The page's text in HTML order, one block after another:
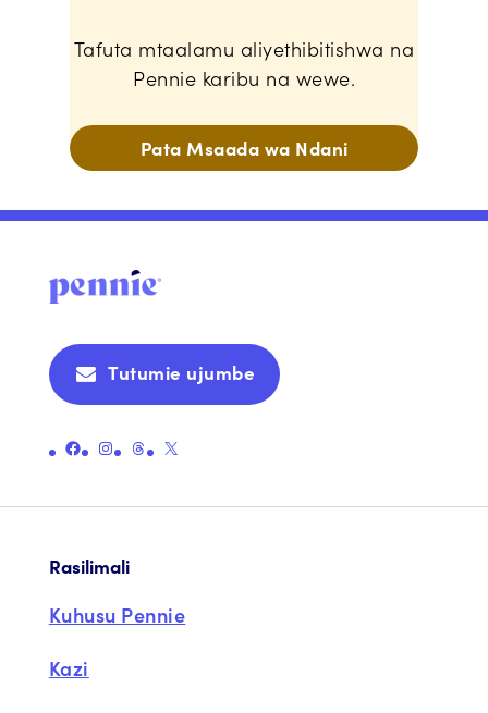
Tafuta mtaalamu aliyethibitishwa na
Pennie karibu na wewe.
Pata Msaada wa Ndani
Tutumie ujumbe
Unganisha kwenye ukurasa rasmi wa Facebook wa PennieUnganisha kwenye ukurasa rasmi wa Instagram wa PennieUnganisha kwenye ukurasa rasmi wa PennieUnganisha kwenye ukurasa rasmi wa Pennie X (zamani Twitter)
Rasilimali
Kuhusu Pennie
Kazi